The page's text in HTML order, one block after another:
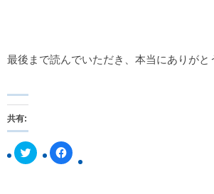
最後まで読んでいただき、本当にありがと
共有:
ク
リ
F
a